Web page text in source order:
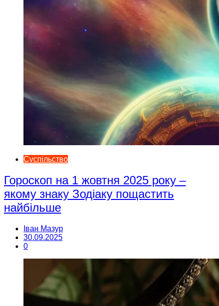
Суспільство
Гороскоп на 1 жовтня 2025 року –
якому знаку Зодіаку пощастить
найбільше
Іван Мазур
30.09.2025
0